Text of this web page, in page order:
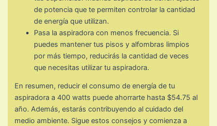
de potencia que te permiten controlar la cantidad
de energía que utilizan.
Pasa la aspiradora con menos frecuencia. Si
puedes mantener tus pisos y alfombras limpios
por más tiempo, reducirás la cantidad de veces
que necesitas utilizar tu aspiradora.
En resumen, reducir el consumo de energía de tu
aspiradora a 400 watts puede ahorrarte hasta $54.75 al
año. Además, estarás contribuyendo al cuidado del
medio ambiente. Sigue estos consejos y comienza a